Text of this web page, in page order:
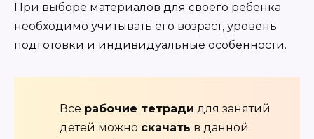
При выборе материалов для своего ребенка
необходимо учитывать его возраст, уровень
подготовки и индивидуальные особенности.
Все рабочие тетради для занятий
детей можно скачать в данной